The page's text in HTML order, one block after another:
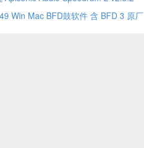
Win Mac BFD鼓软件 含 BFD 3 原厂